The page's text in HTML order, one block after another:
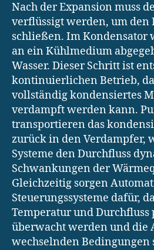
Nach der Expansion muss
verflüssigt werden, um den
schließen. Im Kondensator
an ein Kühlmedium
Wasser. Dieser Schritt ist
kontinuierlichen Betrieb,
vollständig kondensiertes
verdampft werden kann.
transportieren das
zurück in den Verdampfer,
Systeme den Durchfluss
Schwankungen der
Gleichzeitig sorgen
Steuerungssysteme dafür,
Temperatur und Durchfluss
überwacht werden und die
wechselnden Bedingungen